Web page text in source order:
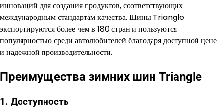
инноваций для создания продуктов, соответствующих
международным стандартам качества. Шины Triangle
экспортируются более чем в 180 стран и пользуются
популярностью среди автолюбителей благодаря доступной цене
и надежной производительности.
Преимущества зимних шин Triangle
1. Доступность